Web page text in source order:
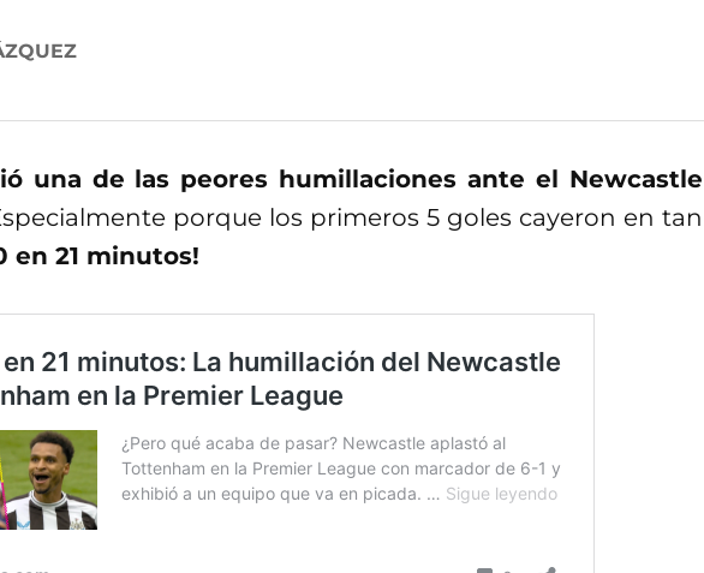
una de las peores humillaciones ante el Newcastle
porque los primeros 5 goles cayeron en tan
en 21 minutos!